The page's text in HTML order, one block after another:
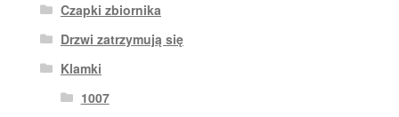
Czapki zbiornika
Drzwi zatrzymują się
Klamki
1007